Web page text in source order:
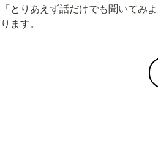
「とりあえず話だけでも聞いてみ
ります。